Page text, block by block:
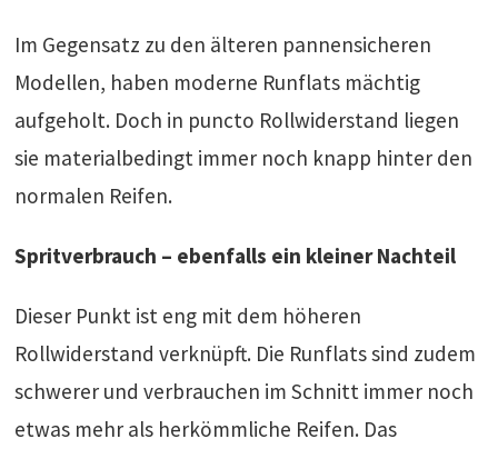
Im Gegensatz zu den älteren pannensicheren
Modellen, haben moderne Runflats mächtig
aufgeholt. Doch in puncto Rollwiderstand liegen
sie materialbedingt immer noch knapp hinter den
normalen Reifen.
Spritverbrauch – ebenfalls ein kleiner Nachteil
Dieser Punkt ist eng mit dem höheren
Rollwiderstand verknüpft. Die Runflats sind zudem
schwerer und verbrauchen im Schnitt immer noch
etwas mehr als herkömmliche Reifen. Das